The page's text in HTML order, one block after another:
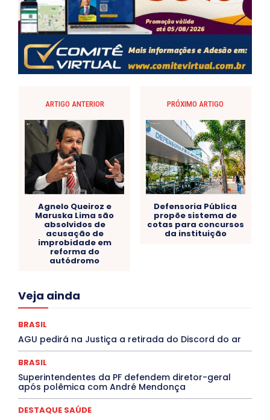
ARTIGO ANTERIOR
Agnelo Queiroz e
Maruska Lima são
absolvidos de
acusação de
improbidade em
reforma do
autódromo
PRÓXIMO ARTIGO
Defensoria Pública
propõe sistema de
cotas para concursos
da instituição
Veja ainda
Acre
Congressuanas & Esplanadumas
Covid-19
Crônica Política Crônicas
CULTURA
Cultura e Tal
DANÇA Dengue
Denuncia
DESTAQUE BRASIL
DESTAQUE DF
DESTAQUE SAÚDE
DESTAQUES OUTROS
DISTRITO FEDERAL
EDUCAÇÃO
ELEIÇÕES
EMPREGO E OPORTUNIDADES
Especial
Espírito Santo ESPORTE
ESTÁGIO
EVENTOS
BRASIL
AGU pedirá na Justiça a retirada do Discord do ar
BRASIL
Superintendentes da PF defendem diretor-geral
após polêmica com André Mendonça
DESTAQUE SAÚDE